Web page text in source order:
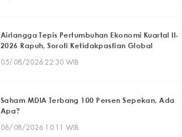
Airlangga Tepis Pertumbuhan Ekonomi Kuartal II-
2026 Rapuh, Soroti Ketidakpastian Global
05/08/2026 22:30 WIB
Saham MDIA Terbang 100 Persen Sepekan, Ada
Apa?
06/08/2026 10:11 WIB